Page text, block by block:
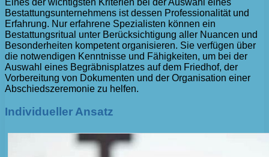
Bestattungsunternehmens ist dessen Professionalität und
Erfahrung. Nur erfahrene Spezialisten können ein
Bestattungsritual unter Berücksichtigung aller Nuancen und
Besonderheiten kompetent organisieren. Sie verfügen über
die notwendigen Kenntnisse und Fähigkeiten, um bei der
Auswahl eines Begräbnisplatzes auf dem Friedhof, der
Vorbereitung von Dokumenten und der Organisation einer
Abschiedszeremonie zu helfen.
Individueller Ansatz